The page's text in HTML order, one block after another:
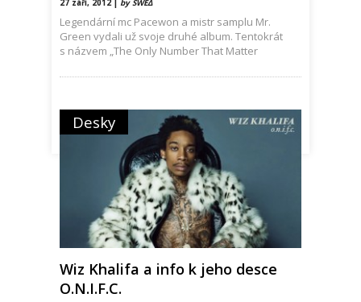
27 září, 2012 | by SWEΔ
Legendární mc Pacewon a mistr samplu Mr.
Green vydali už svoje druhé album. Tentokrát
s názvem „The Only Number That Matter
Desky
Wiz Khalifa a info k jeho desce
O.N.I.F.C.